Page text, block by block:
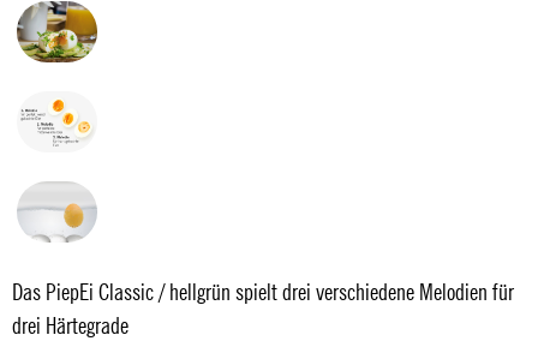
Das PiepEi Classic / hellgrün spielt drei verschiedene Melodien für
drei Härtegrade